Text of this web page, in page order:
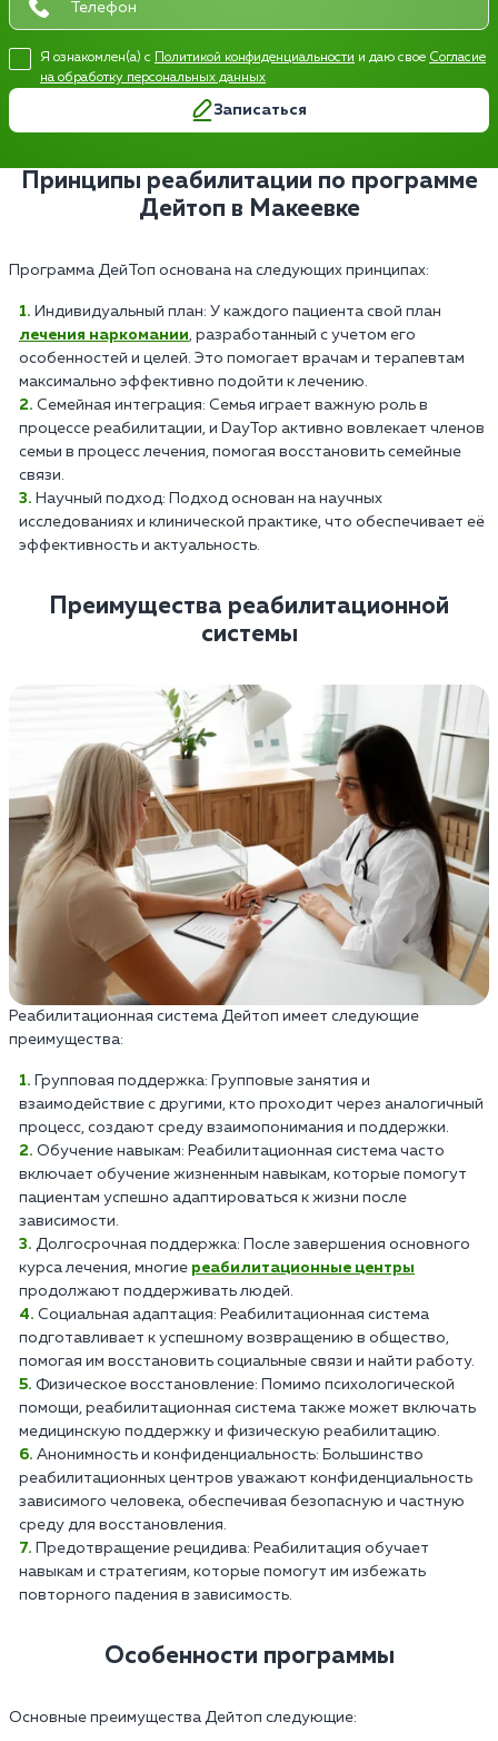
Я ознакомлен(а) с Политикой конфиденциальности и даю свое Согласие
на обработку персональных данных
Записаться
Принципы реабилитации по программе
Дейтоп в Макеевке
Программа ДейТоп основана на следующих принципах:
Индивидуальный план: У каждого пациента свой план
лечения наркомании, разработанный с учетом его
особенностей и целей. Это помогает врачам и терапевтам
максимально эффективно подойти к лечению.
Семейная интеграция: Семья играет важную роль в
процессе реабилитации, и DayTop активно вовлекает членов
семьи в процесс лечения, помогая восстановить семейные
связи.
Научный подход: Подход основан на научных
исследованиях и клинической практике, что обеспечивает её
эффективность и актуальность.
Преимущества реабилитационной
системы
Реабилитационная система Дейтоп имеет следующие
преимущества:
Групповая поддержка: Групповые занятия и
взаимодействие с другими, кто проходит через аналогичный
процесс, создают среду взаимопонимания и поддержки.
Обучение навыкам: Реабилитационная система часто
включает обучение жизненным навыкам, которые помогут
пациентам успешно адаптироваться к жизни после
зависимости.
Долгосрочная поддержка: После завершения основного
курса лечения, многие реабилитационные центры
продолжают поддерживать людей.
Социальная адаптация: Реабилитационная система
подготавливает к успешному возвращению в общество,
помогая им восстановить социальные связи и найти работу.
Физическое восстановление: Помимо психологической
помощи, реабилитационная система также может включать
медицинскую поддержку и физическую реабилитацию.
Анонимность и конфиденциальность: Большинство
реабилитационных центров уважают конфиденциальность
зависимого человека, обеспечивая безопасную и частную
среду для восстановления.
Предотвращение рецидива: Реабилитация обучает
навыкам и стратегиям, которые помогут им избежать
повторного падения в зависимость.
Особенности программы
Основные преимущества Дейтоп следующие: